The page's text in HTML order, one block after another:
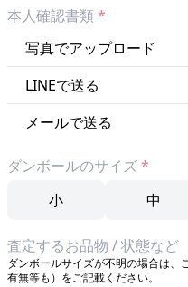
本人確認書類*
写真でアップロード
本人確認書類は以下いずれかに限
運転免許証(表面)
顔写真付きマイナンバー
必ず先に記載したものと同様の
てください。
LINEで送る
運転免許証(表面)
顔写真付きマイナンバー
てください。
送信後は引き続きフォームを
メールで送る
運転免許証(表面)
顔写真付きマイナンバー
必ず先に記載したものと同様の
てください。
ダンボールのサイズ*
小
中
査定するお品物 / 状態など
ダンボールサイズが不明の場合は、
有無等も）をご記載ください。